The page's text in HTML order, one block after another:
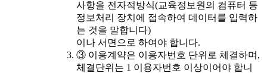
사항을 전자적방식(교육정보원의 컴퓨터 등
정보처리 장치에 접속하여 데이터를 입력하
는 것을 말합니다)
이나 서면으로 하여야 합니다.
③ 이용계약은 이용자번호 단위로 체결하며,
체결단위는 1 이용자번호 이상이어야 합니